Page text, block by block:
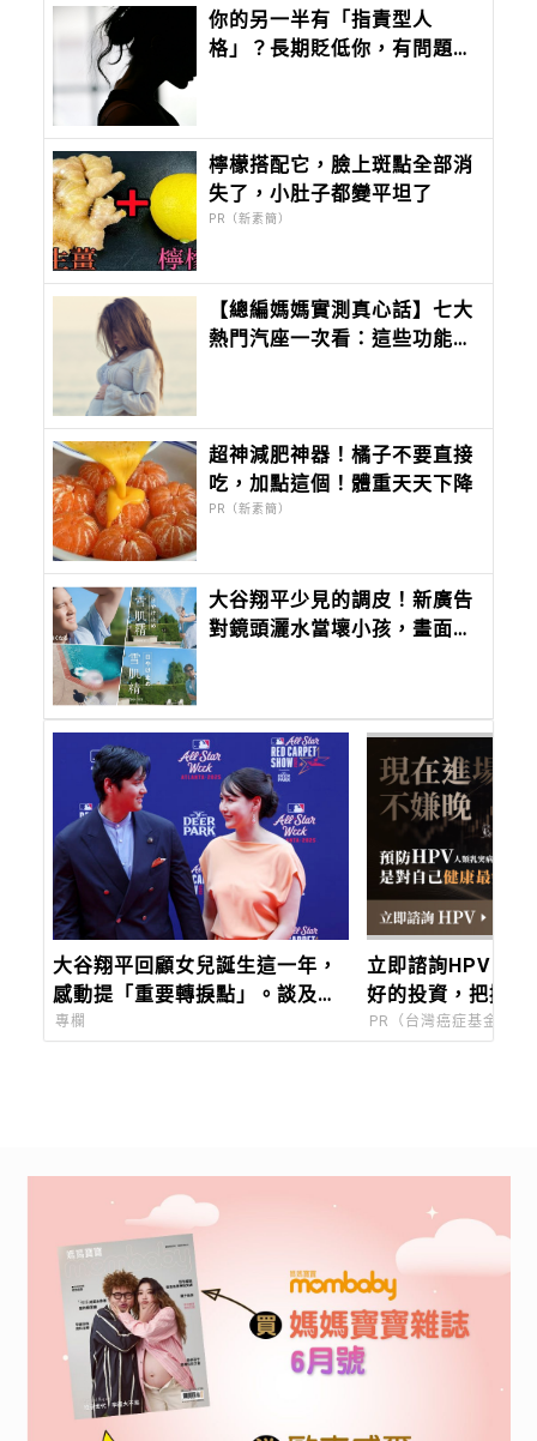
你的另一半有「指責型人
格」？長期貶低你，有問題的
檸檬搭配它，臉上斑點全部消
失了，小肚子都變平坦了
PR（新素簡）
【總編媽媽實測真心話】七大
熱門汽座一次看：這些功能我
超神減肥神器！橘子不要直接
吃，加點這個！體重天天下降
PR（新素簡）
大谷翔平少見的調皮！新廣告
對鏡頭灑水當壞小孩，畫面引
大谷翔平回顧女兒誕生這一年，
感動提「重要轉捩點」。談及日
常陪真美子追劇！
專欄
立即諮詢HPV！
好的投資，把握現
PR（台灣癌症基金會）